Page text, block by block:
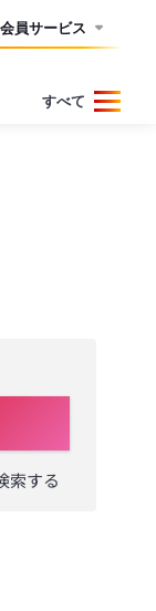
会員サービス
すべて
索する